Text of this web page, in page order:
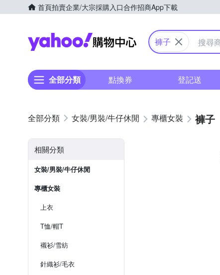
首頁拍賣企業/大宗採購入口合作招商App下載
Yahoo購物中心
褲子
全部分類 點換券 登記送
女裝/男裝/牛仔休閒 專櫃女裝 褲子
相關分類
女裝/男裝/牛仔休閒
專櫃女裝
上衣
T恤/帽T
襯衫/雪紡
針織衫/毛衣